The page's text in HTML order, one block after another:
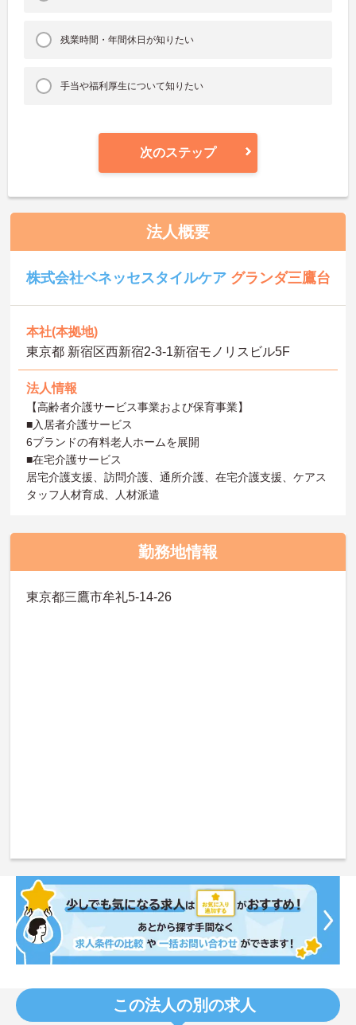
残業時間・年間休日が知りたい
手当や福利厚生について知りたい
次のステップ
法人概要
株式会社ベネッセスタイルケア グランダ三鷹台
本社(本拠地)
東京都 新宿区西新宿2-3-1新宿モノリスビル5F
法人情報
【高齢者介護サービス事業および保育事業】
■入居者介護サービス
6ブランドの有料老人ホームを展開
■在宅介護サービス
居宅介護支援、訪問介護、通所介護、在宅介護支援、ケアス
タッフ人材育成、人材派遣
勤務地情報
東京都三鷹市牟礼5-14-26
この法人の別の求人